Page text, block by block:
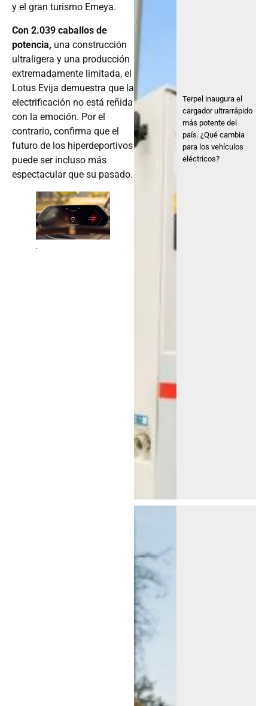
y el gran turismo Emeya.
Con 2.039 caballos de
potencia, una construcción
ultraligera y una producción
extremadamente limitada, el
Lotus Evija demuestra que la
electrificación no está reñida
con la emoción. Por el
contrario, confirma que el
futuro de los hiperdeportivos
puede ser incluso más
espectacular que su pasado.
.
Terpel inaugura el
cargador ultrarrápido
más potente del
país. ¿Qué cambia
para los vehículos
eléctricos?